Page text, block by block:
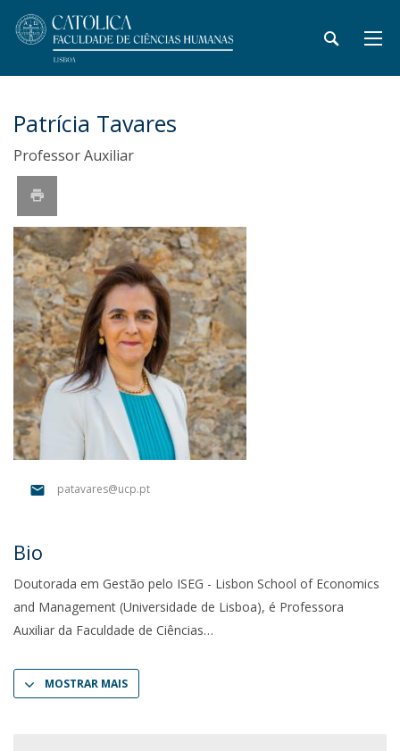
Patrícia Tavares
Professor Auxiliar
patavares@ucp.pt
Bio
Doutorada em Gestão pelo ISEG - Lisbon School of Economics
and Management (Universidade de Lisboa), é Professora
Auxiliar da Faculdade de Ciências
MOSTRAR MAIS